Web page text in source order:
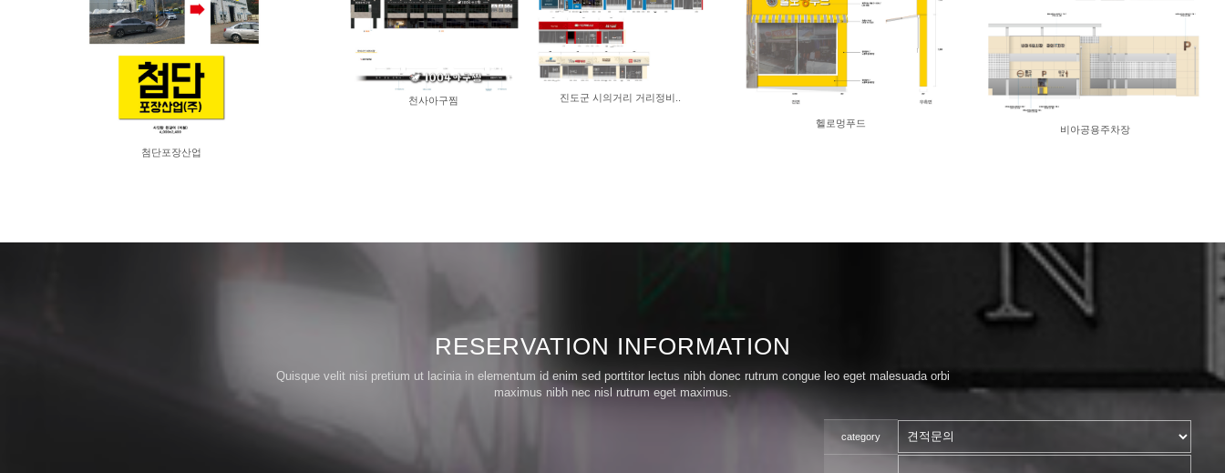
첨단포장산업
천사아구찜 진도군 시의거리 거리정비..
헬로멍푸드
비아공용주차장
RESERVATION INFORMATION
Quisque velit nisi pretium ut lacinia in elementum id enim sed porttitor lectus nibh donec rutrum congue leo eget malesuada orbi
maximus nibh nec nisl rutrum eget maximus.
category